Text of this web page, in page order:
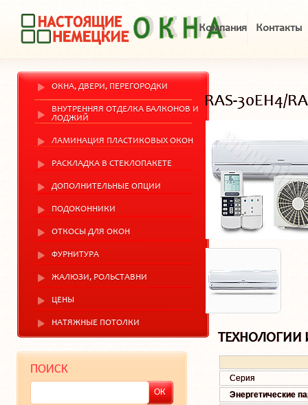
Компания Контакты
ОКНА, ДВЕРИ, ПЕРЕГОРОДКИ
ВНУТРЕННЯЯ ОТДЕЛКА БАЛКОНОВ И
ЛОДЖИЙ
ЛАМИНАЦИЯ ПЛАСТИКОВЫХ ОКОН
РАСКЛАДКА В СТЕКЛОПАКЕТЕ
ДОПОЛНИТЕЛЬНЫЕ ОПЦИИ
ПОДОКОННИКИ
ОТКОСЫ ДЛЯ ОКОН
ФУРНИТУРА
ЖАЛЮЗИ, РОЛЬСТАВНИ
ЦЕНЫ
НАТЯЖНЫЕ ПОТОЛКИ
ПОИСК
RAS-30EH4/
ТЕХНОЛОГИИ
Серия
Энергетические